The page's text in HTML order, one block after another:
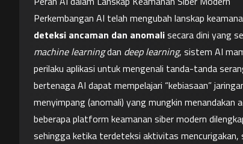
Perkembangan AI telah mengubah lanskap
deteksi ancaman dan anomali
machine learning dan deep learning, sistem AI
perilaku aplikasi untuk mengenali tanda-tanda
bertenaga AI dapat mempelajari “kebiasaan”
menyimpang (anomali) yang mungkin menandakan
beberapa platform keamanan siber modern
sehingga ketika terdeteksi aktivitas